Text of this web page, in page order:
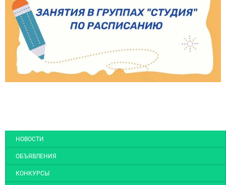
НОВОСТИ
ОБЪЯВЛЕНИЯ
КОНКУРСЫ